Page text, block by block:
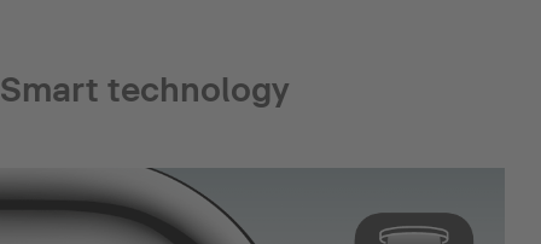
Smart technology